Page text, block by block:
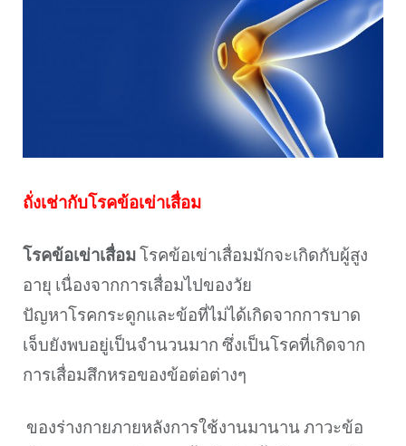
ถั่งเช่ากับโรคข้อเข่าเสื่อม
โรคข้อเข่าเสื่อมโรคข้อเข่าเสื่อมมักจะเกิดกับผู้สูง
อายุ เนื่องจากการเสื่อมไปของวัย
ปัญหาโรคกระดูกและข้อที่ไม่ได้เกิดจากการบาด
เจ็บยังพบอยู่เป็นจำนวนมาก ซึ่งเป็นโรคที่เกิดจาก
การเสื่อมสึกหรอของข้อต่อต่างๆ
ของร่างกายภายหลังการใช้งานมานาน ภาวะข้อ